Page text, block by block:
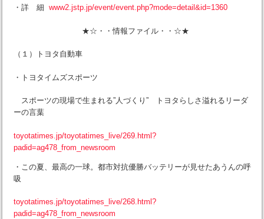
・詳 細 www2.jstp.jp/event/event.php?mode=detail&id=1360
★☆・・情報ファイル・・☆★
（１）トヨタ自動車
・トヨタイムズスポーツ
スポーツの現場で生まれる”人づくり” トヨタらしさ溢れるリーダ
ーの言葉
toyotatimes.jp/toyotatimes_live/269.html?
padid=ag478_from_newsroom
・この夏、最高の一球。都市対抗優勝バッテリーが見せたあうんの呼
吸
toyotatimes.jp/toyotatimes_live/268.html?
padid=ag478_from_newsroom